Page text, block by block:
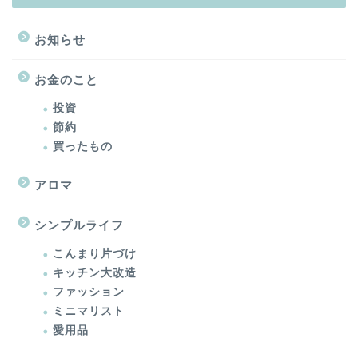
お知らせ
お金のこと
投資
節約
買ったもの
アロマ
シンプルライフ
こんまり片づけ
キッチン大改造
ファッション
ミニマリスト
愛用品